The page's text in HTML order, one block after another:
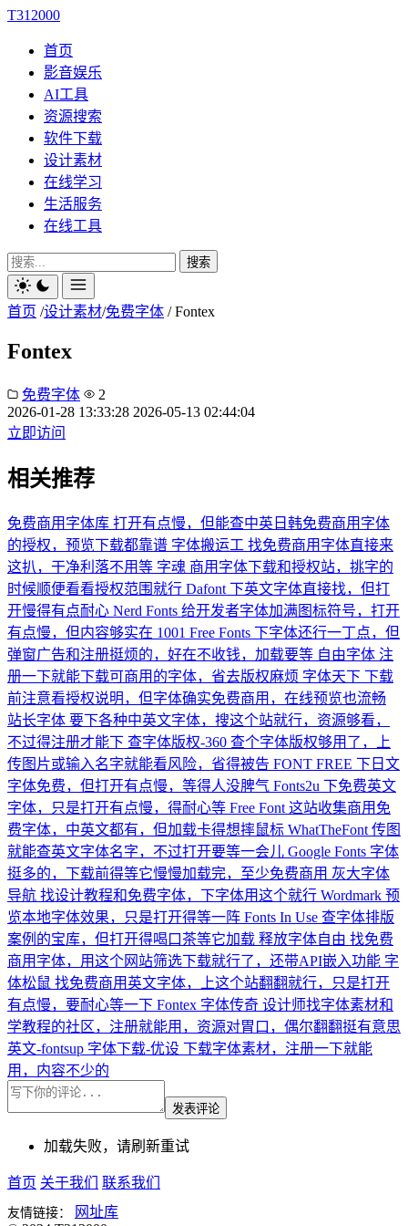
T312000
首页
影音娱乐
AI工具
资源搜索
软件下载
设计素材
在线学习
生活服务
在线工具
搜索
首页 /设计素材/免费字体 / Fontex
Fontex
免费字体
2
2026-01-28 13:33:28 2026-05-13 02:44:04
立即访问
相关推荐
免费商用字体库 打开有点慢，但能查中英日韩免费商用字体
的授权，预览下载都靠谱 字体搬运工 找免费商用字体直接来
这扒，干净利落不用等 字魂 商用字体下载和授权站，挑字的
时候顺便看看授权范围就行 Dafont 下英文字体直接找，但打
开慢得有点耐心 Nerd Fonts 给开发者字体加满图标符号，打开
有点慢，但内容够实在 1001 Free Fonts 下字体还行一丁点，但
弹窗广告和注册挺烦的，好在不收钱，加载要等 自由字体 注
册一下就能下载可商用的字体，省去版权麻烦 字体天下 下载
前注意看授权说明，但字体确实免费商用，在线预览也流畅
站长字体 要下各种中英文字体，搜这个站就行，资源够看，
不过得注册才能下 查字体版权-360 查个字体版权够用了，上
传图片或输入名字就能看风险，省得被告 FONT FREE 下日文
字体免费，但打开有点慢，等得人没脾气 Fonts2u 下免费英文
字体，只是打开有点慢，得耐心等 Free Font 这站收集商用免
费字体，中英文都有，但加载卡得想摔鼠标 WhatTheFont 传图
就能查英文字体名字，不过打开要等一会儿 Google Fonts 字体
挺多的，下载前得等它慢慢加载完，至少免费商用 灰大字体
导航 找设计教程和免费字体，下字体用这个就行 Wordmark 预
览本地字体效果，只是打开得等一阵 Fonts In Use 查字体排版
案例的宝库，但打开得喝口茶等它加载 释放字体自由 找免费
商用字体，用这个网站筛选下载就行了，还带API嵌入功能 字
体松鼠 找免费商用英文字体，上这个站翻翻就行，只是打开
有点慢，要耐心等一下 Fontex 字体传奇 设计师找字体素材和
学教程的社区，注册就能用，资源对胃口，偶尔翻翻挺有意思
英文-fontsup 字体下载-优设 下载字体素材，注册一下就能
用，内容不少的
发表评论
加载失败，请刷新重试
首页 关于我们 联系我们
友情链接：
网址库